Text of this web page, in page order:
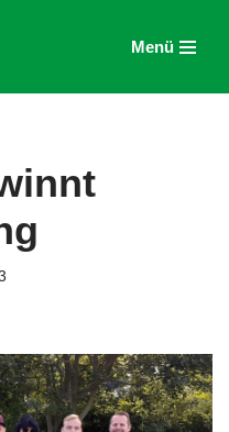
Menü